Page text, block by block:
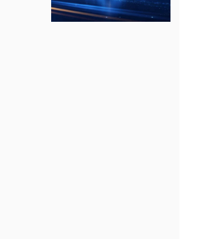
声明：BITC线上课程所有版权归BITC所有。任何以录屏或